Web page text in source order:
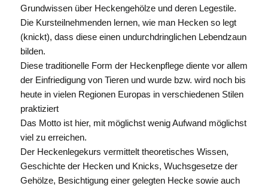
Grundwissen über Heckengehölze und deren Legestile.
Die Kursteilnehmenden lernen, wie man Hecken so legt
(knickt), dass diese einen undurchdringlichen Lebendzaun
bilden.
Diese traditionelle Form der Heckenpflege diente vor allem
der Einfriedigung von Tieren und wurde bzw. wird noch bis
heute in vielen Regionen Europas in verschiedenen Stilen
praktiziert
Das Motto ist hier, mit möglichst wenig Aufwand möglichst
viel zu erreichen.
Der Heckenlegekurs vermittelt theoretisches Wissen,
Geschichte der Hecken und Knicks, Wuchsgesetze der
Gehölze, Besichtigung einer gelegten Hecke sowie auch